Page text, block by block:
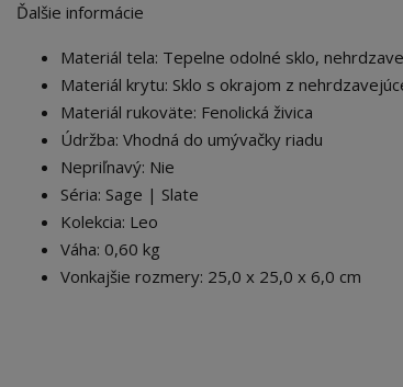
Ďalšie informácie
Materiál tela: Tepelne odolné sklo,
Materiál krytu: Sklo s okrajom z
Materiál rukoväte: Fenolická živica
Údržba: Vhodná do umývačky riadu
Nepriľnavý: Nie
Séria: Sage | Slate
Kolekcia: Leo
Váha: 0,60 kg
Vonkajšie rozmery: 25,0 x 25,0 x 6,0 cm